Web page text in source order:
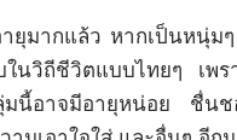
มากแล้ว หากเป็นหนุ่ม
วิถีชีวิตแบบไทยๆ เพร
มนี้อาจมีอายุหน่อย ชื่น